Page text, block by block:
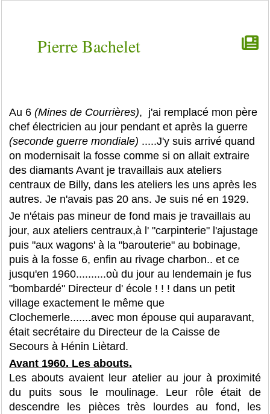
Pierre Bachelet
Au 6(Mines de Courrières), j'ai remplacé mon père
chef électricien au jour pendant et après la guerre
(seconde guerre mondiale) .....J'y suis arrivé quand
on modernisait la fosse comme si on allait extraire
des diamants Avant je travaillais aux ateliers
centraux de Billy, dans les ateliers les uns après les
autres. Je n'avais pas 20 ans. Je suis né en 1929.
Je n'étais pas mineur de fond mais je travaillais au
jour, aux ateliers centraux,à l' "carpinterie" l'ajustage
puis "aux wagons' à la "barouterie" au bobinage,
puis à la fosse 6, enfin au rivage charbon.. et ce
jusqu'en 1960..........où du jour au lendemain je fus
"bombardé" Directeur d' école ! ! ! dans un petit
village exactement le même que
Clochemerle.......avec mon épouse qui auparavant,
était secrétaire du Directeur de la Caisse de
Secours à Hénin Liètard.
Avant 1960. Les abouts.
Les abouts avaient leur atelier au jour à proximité
du puits sous le moulinage. Leur rôle était de
descendre les pièces très lourdes au fond, les